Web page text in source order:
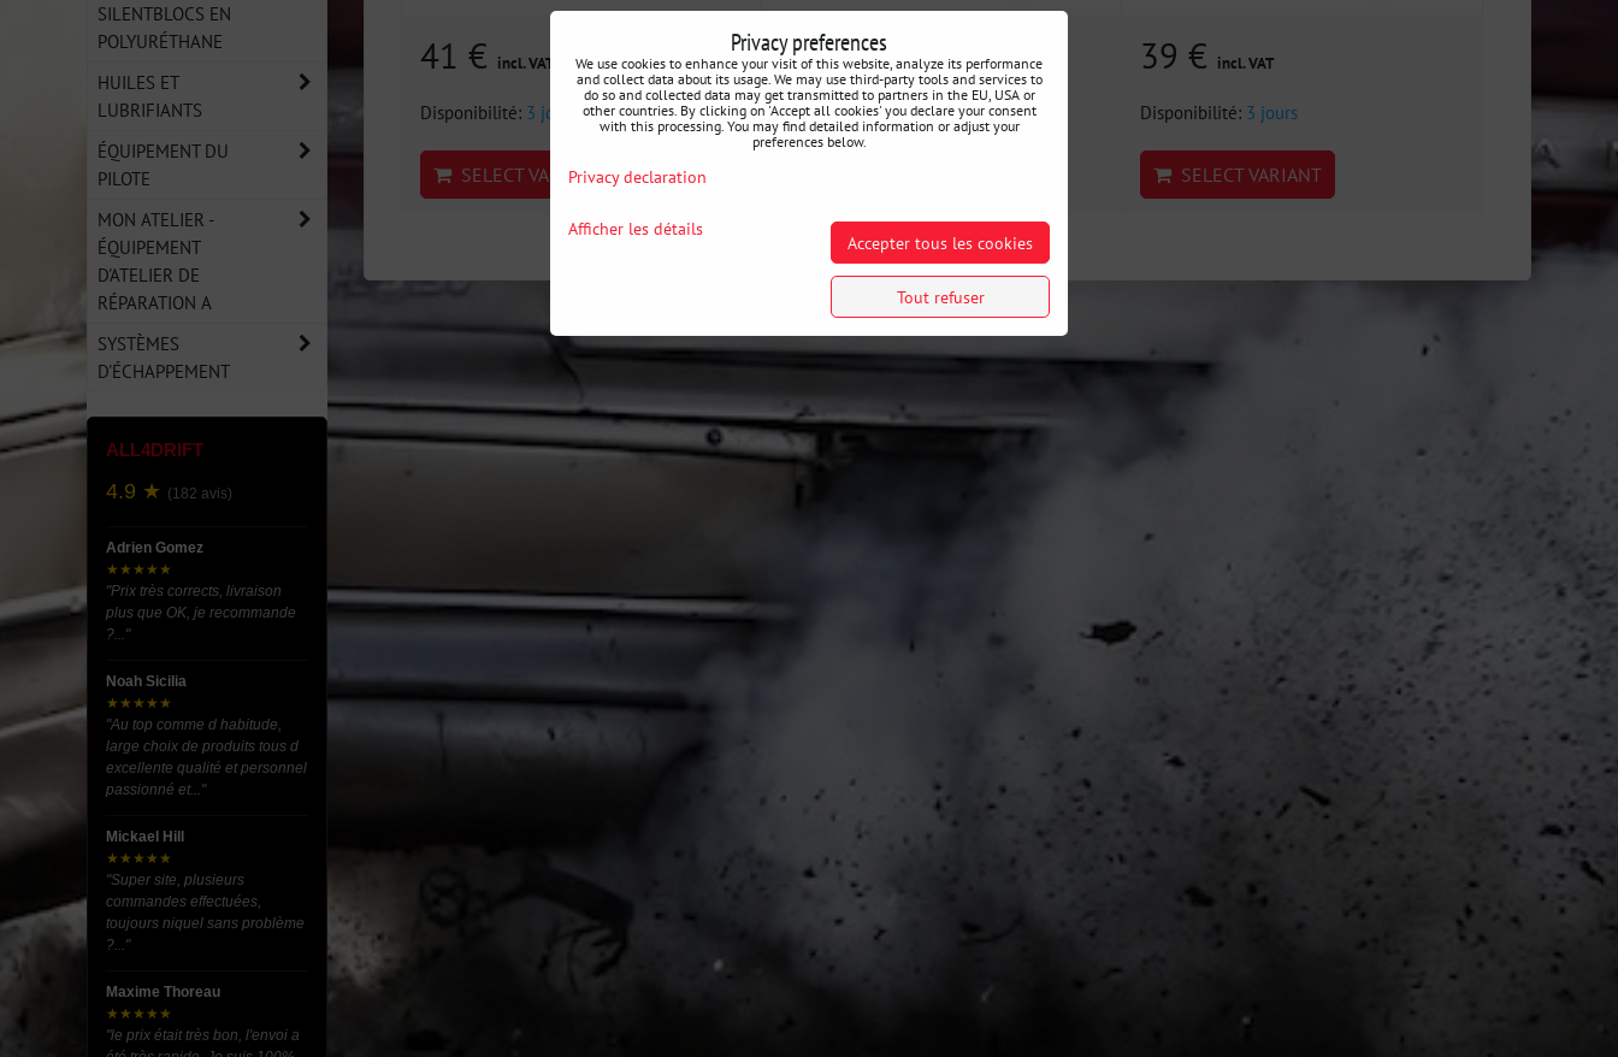
41 € incl. VAT
Disponibilité: 3 jours
SELECT VARIANT
44 €incl. VAT
Disponibilité:3 jours
39 € incl. VAT
Disponibilité: 3 jours
SELECT VARIANT
SILENTBLOCS EN
POLYURÉTHANE
HUILES ET
LUBRIFIANTS
ÉQUIPEMENT DU
PILOTE
MON ATELIER -
ÉQUIPEMENT
D'ATELIER DE
RÉPARATION A
SYSTÈMES
D'ÉCHAPPEMENT
ALL4DRIFT
4.9 ★ (182 avis)
Adrien Gomez
★★★★★
"Prix très corrects, livraison
plus que OK, je recommande
?..."
Noah Sicilia
★★★★★
"Au top comme d habitude,
large choix de produits tous d
excellente qualité et personnel
passionné et..."
Mickael Hill
★★★★★
"Super site, plusieurs
commandes effectuées,
toujours niquel sans problème
?..."
Maxime Thoreau
★★★★★
"le prix était très bon, l'envoi a
Privacy preferences
We use cookies to enhance your visit of this website, analyze its performance
and collect data about its usage. We may use third-party tools and services to
do so and collected data may get transmitted to partners in the EU, USA or
other countries. By clicking on 'Accept all cookies' you declare your consent
with this processing. You may find detailed information or adjust your
preferences below.
Privacy declaration
Afficher les détails
Accepter tous les cookies
Tout refuser